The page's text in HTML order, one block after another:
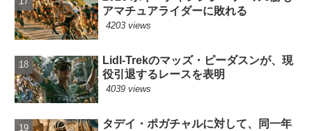
アマチュアライダーに敗れる
4203 views
Lidl-Trekのマッズ・ピーダスンが、現
役引退するレースを表明
4039 views
タデイ・ポガチャルに対して、同一年